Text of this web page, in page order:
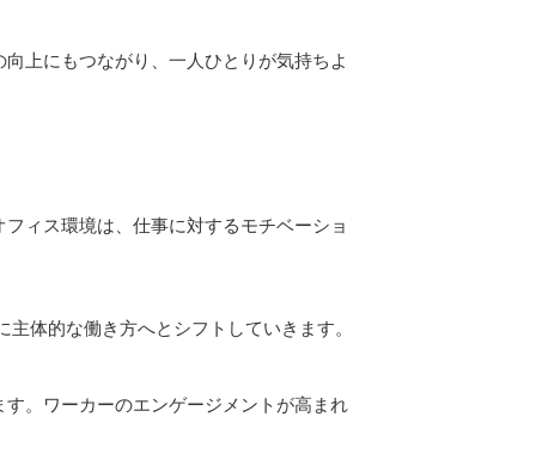
上にもつながり、一人ひとりが気持ちよ
ィス環境は、仕事に対するモチベーショ
体的な働き方へとシフトしていきます。
。ワーカーのエンゲージメントが高まれ